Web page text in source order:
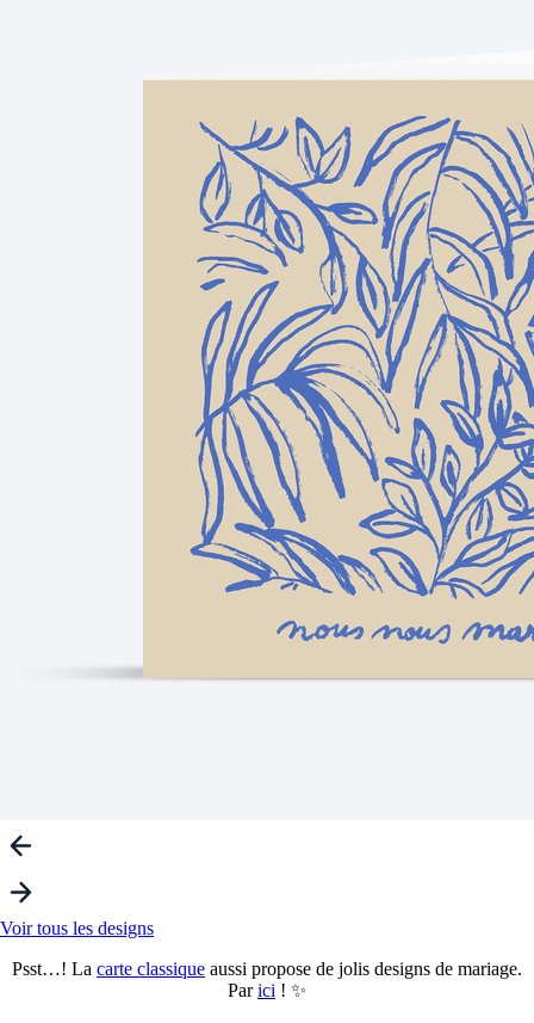
Voir tous les designs
Psst…! La carte classique aussi propose de jolis designs de mariage.
Parici ! ✨